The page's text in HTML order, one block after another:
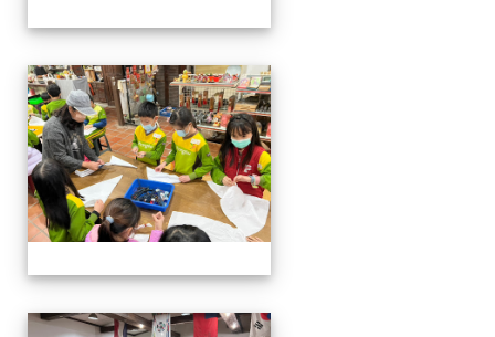
四年級戶外教學~20230117
四年級戶外教學~20230117